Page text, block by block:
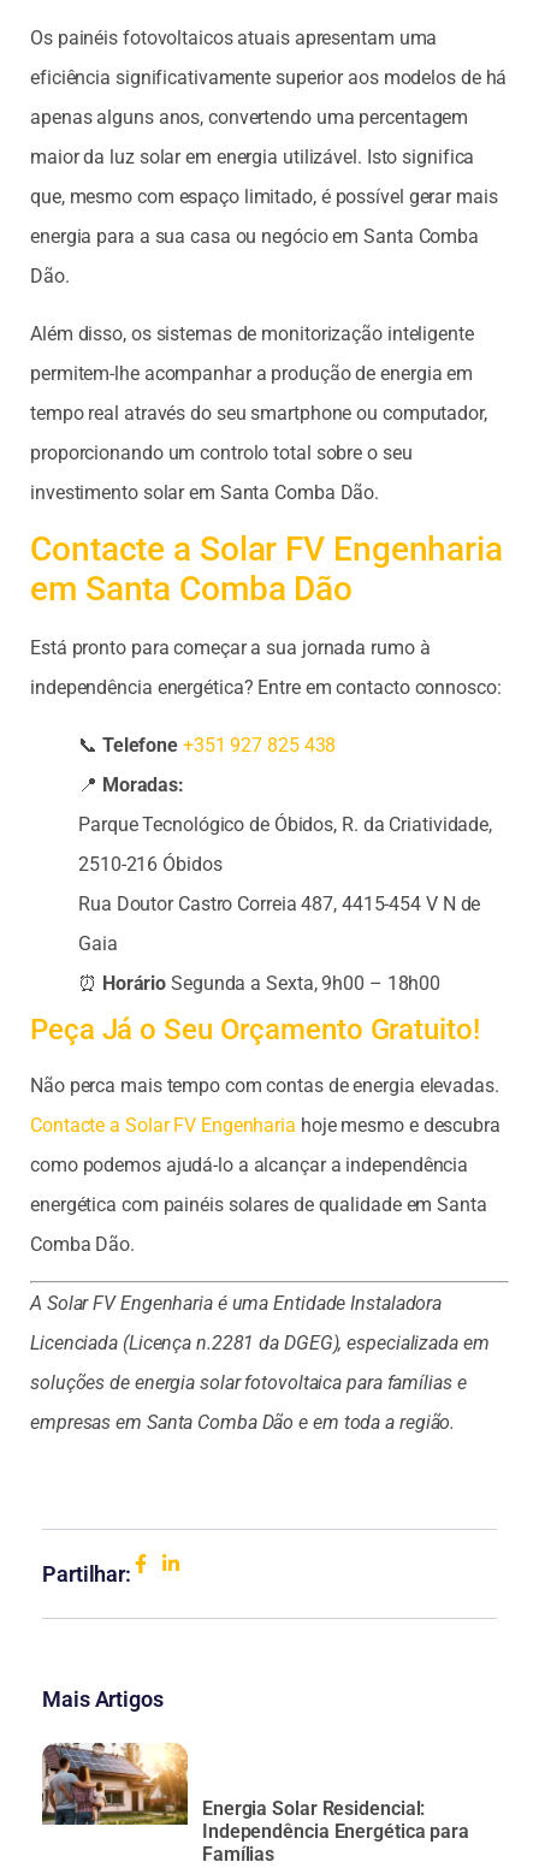
Os painéis fotovoltaicos atuais apresentam uma
eficiência significativamente superior aos modelos de há
apenas alguns anos, convertendo uma percentagem
maior da luz solar em energia utilizável. Isto significa
que, mesmo com espaço limitado, é possível gerar mais
energia para a sua casa ou negócio em Santa Comba
Dão.
Além disso, os sistemas de monitorização inteligente
permitem-lhe acompanhar a produção de energia em
tempo real através do seu smartphone ou computador,
proporcionando um controlo total sobre o seu
investimento solar em Santa Comba Dão.
Contacte a Solar FV Engenharia
em Santa Comba Dão
Está pronto para começar a sua jornada rumo à
independência energética? Entre em contacto connosco:
📞 Telefone +351 927 825 438
📍 Moradas:
Parque Tecnológico de Óbidos, R. da Criatividade,
2510-216 Óbidos
Rua Doutor Castro Correia 487, 4415-454 V N de
Gaia
⏰ Horário Segunda a Sexta, 9h00 – 18h00
Peça Já o Seu Orçamento Gratuito!
Não perca mais tempo com contas de energia elevadas.
Contacte a Solar FV Engenharia hoje mesmo e descubra
como podemos ajudá-lo a alcançar a independência
energética com painéis solares de qualidade em Santa
Comba Dão.
A Solar FV Engenharia é uma Entidade Instaladora
Licenciada (Licença n.2281 da DGEG), especializada em
soluções de energia solar fotovoltaica para famílias e
empresas em Santa Comba Dão e em toda a região.
Partilhar:
Mais Artigos
Energia Solar Residencial:
Independência Energética para
Famílias